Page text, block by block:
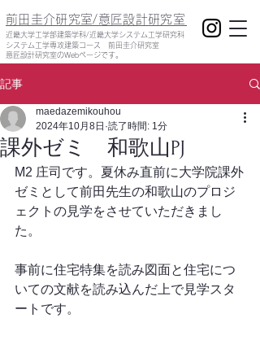
前田圭介研究室/意匠設計研究室
​近畿大学工学部建築学科/近畿大学システム工学研究科
システム工学専攻建築コース 前田圭介研究室
意匠設計研究室のWebページです。
記事
課外ゼミ 和歌山PJ
maedazemikouhou
2024年10月8日 読了時間: 1分
M2 庄司です。夏休み直前に大学院課外
ゼミとして前田先生の和歌山のプロジ
ェクトの見学をさせていただきまし
た。
事前に住宅特集を読み図面と住宅につ
いての文献を読み込んだ上で見学スタ
ートです。